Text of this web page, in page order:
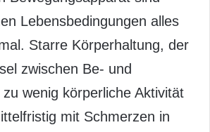
Lebensbedingungen alles
Starre Körperhaltung, der
zwischen Be- und
wenig körperliche Aktivität
mit Schmerzen in